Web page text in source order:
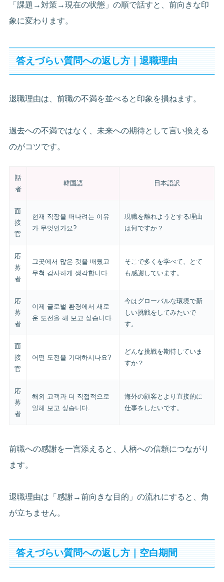
「課題→対策→現在の状態」の順で話すと、前向きな印
象に変わります。
答えづらい質問への返し方｜退職理由
退職理由は、前職の不満を並べると印象を損ねます。
過去への不満ではなく、未来への期待として言い換える
のがコツです。
話
者
韓国語 日本語訳
面
接
官
현재 직장을 떠나려는 이유
가 무엇인가요?
現職を離れようとする理由
は何ですか？
応
募
者
그곳에서 많은 것을 배웠고
무척 감사하게 생각합니다.
そこで多くを学べて、とて
も感謝しています。
応
募
者
이제 글로벌 환경에서 새로
운 도전을 해 보고 싶습니다.
今はグローバルな環境で新
しい挑戦をしてみたいで
す。
面
接
官
어떤 도전을 기대하시나요?
どんな挑戦を期待していま
すか？
応
募
者
해외 고객과 더 직접적으로
일해 보고 싶습니다.
海外の顧客とより直接的に
仕事をしたいです。
前職への感謝を一言添えると、人柄への信頼につながり
ます。
退職理由は「感謝→前向きな目的」の流れにすると、角
が立ちません。
答えづらい質問への返し方｜空白期間